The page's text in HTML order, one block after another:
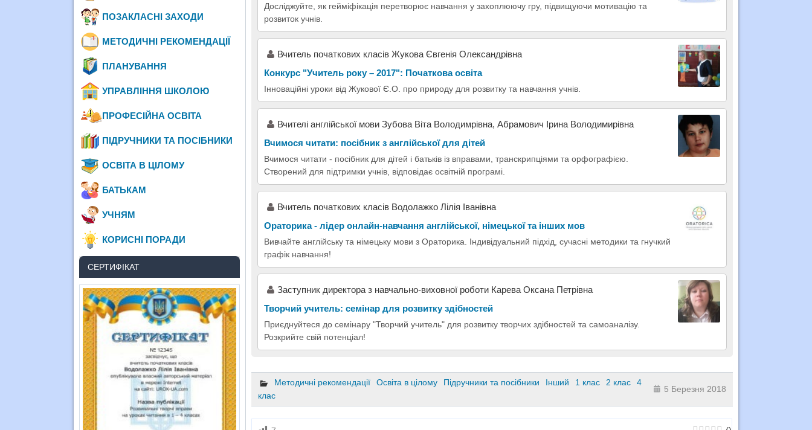
Досліджуйте, як гейміфікація перетворює навчання у захоплюючу гру, підвищуючи мотивацію та
розвиток учнів.
Вчитель початкових класів Жукова Євгенія Олександрівна
Конкурс "Учитель року – 2017": Початкова освіта
Інноваційні уроки від Жукової Є.О. про природу для розвитку та навчання учнів.
Вчителі англійської мови Зубова Віта Володимрівна, Абрамович Ірина Володимирівна
Вчимося читати: посібник з англійської для дітей
Вчимося читати - посібник для дітей і батьків із вправами, транскрипціями та орфографією.
Створений для підтримки учнів, відповідає освітній програмі.
Вчитель початкових класів Водолажко Лілія Іванівна
Ораторика - лідер онлайн-навчання англійської, німецької та інших мов
Вивчайте англійську та німецьку мови з Ораторика. Індивідуальний підхід, сучасні методики та гнучкий
графік навчання!
Заступник директора з навчально-виховної роботи Карева Оксана Петрівна
Творчий учитель: семінар для розвитку здібностей
Приєднуйтеся до семінару "Творчий учитель" для розвитку творчих здібностей та самоаналізу.
Розкрийте свій потенціал!
Методичні рекомендації Освіта в цілому Підручники та посібники Інший 1 клас 2 клас
4
клас
5 Березня 2018
ПОЗАКЛАСНІ ЗАХОДИ
МЕТОДИЧНІ РЕКОМЕНДАЦІЇ
ПЛАНУВАННЯ
УПРАВЛІННЯ ШКОЛОЮ
ПРОФЕСІЙНА ОСВІТА
ПІДРУЧНИКИ ТА ПОСІБНИКИ
ОСВІТА В ЦІЛОМУ
БАТЬКАМ
УЧНЯМ
КОРИСНІ ПОРАДИ
СЕРТИФІКАТ